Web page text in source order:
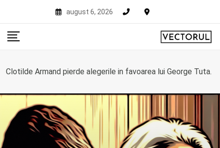
content
august 6, 2026
Clotilde Armand pierde alegerile in favoarea lui George Tuta.